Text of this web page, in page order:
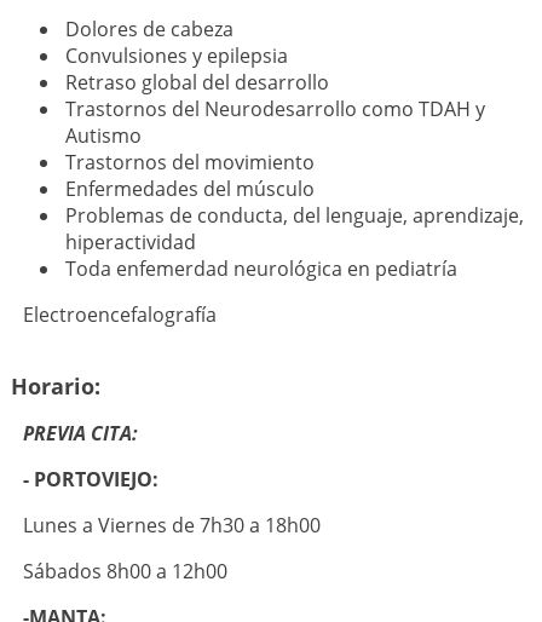
Dolores de cabeza
Convulsiones y epilepsia
Retraso global del desarrollo
Trastornos del Neurodesarrollo como TDAH y
Autismo
Trastornos del movimiento
Enfermedades del músculo
Problemas de conducta, del lenguaje, aprendizaje,
hiperactividad
Toda enfemerdad neurológica en pediatría
Electroencefalografía
Horario:
PREVIA CITA:
- PORTOVIEJO:
Lunes a Viernes de 7h30 a 18h00
Sábados 8h00 a 12h00